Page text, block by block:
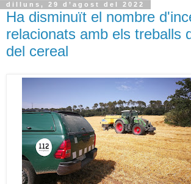
dilluns, 29 d’agost del 2022
Ha disminuït el nombre
relacionats amb els treballs
del cereal